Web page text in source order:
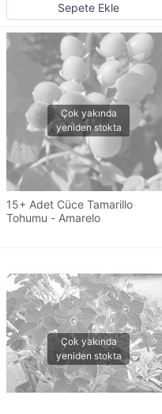
Sepete Ekle
15+ Adet Cüce Tamarillo
Tohumu - Amarelo